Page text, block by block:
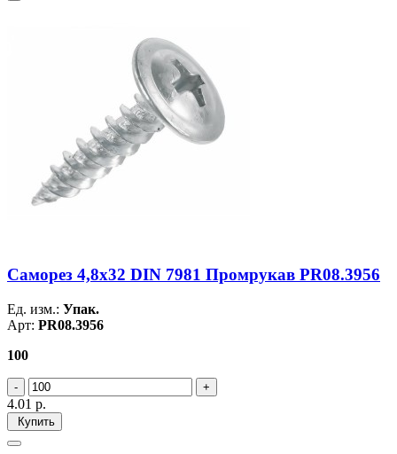
Саморез 4,8х32 DIN 7981 Промрукав PR08.3956
Ед. изм.: Упак.
Арт: PR08.3956
100
4.01 р.
Купить